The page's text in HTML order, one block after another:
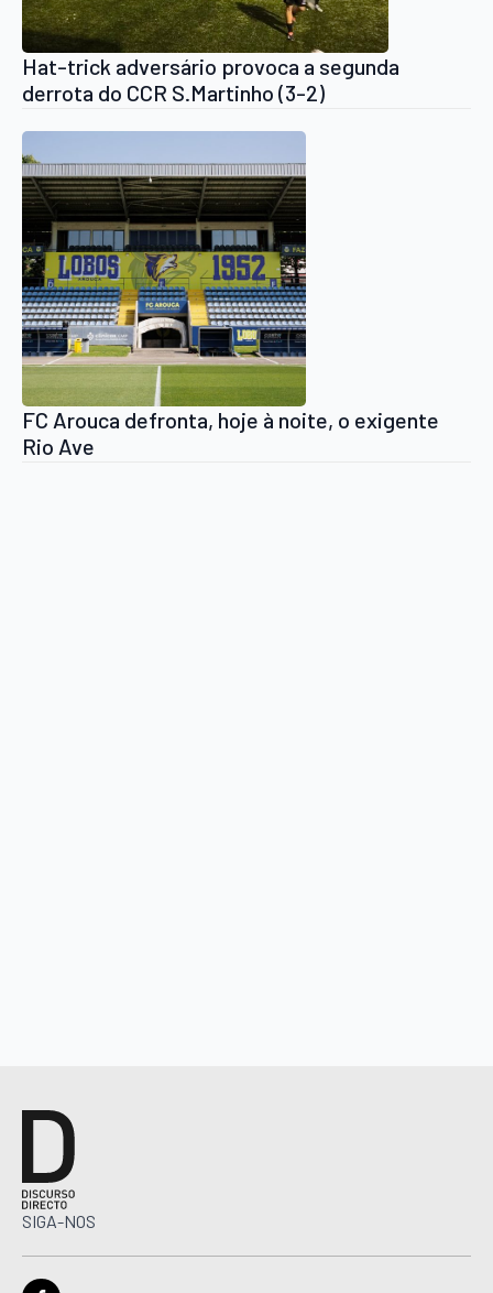
Hat-trick adversário provoca a segunda
derrota do CCR S.Martinho (3-2)
FC Arouca defronta, hoje à noite, o exigente
Rio Ave
SIGA-NOS